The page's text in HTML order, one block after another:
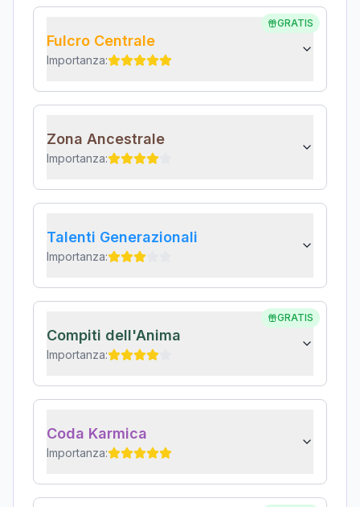
GRATIS
Fulcro Centrale
Importanza:
Zona Ancestrale
Importanza:
Talenti Generazionali
Importanza:
GRATIS
Compiti dell'Anima
Importanza:
Coda Karmica
Importanza: